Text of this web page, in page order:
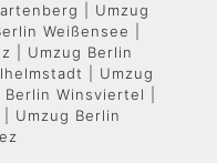
| Umzug
Weißensee |
| Umzug Berlin
| Umzug
Winsviertel |
Umzug Berlin